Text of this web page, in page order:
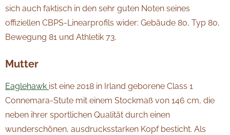
sich auch faktisch in den sehr guten Noten seines
offiziellen CBPS-Linearprofils wider: Gebäude 80, Typ 80,
Bewegung 81 und Athletik 73.
Mutter
Eaglehawk ist eine 2018 in Irland geborene Class 1
Connemara-Stute mit einem Stockmaß von 146 cm, die
neben ihrer sportlichen Qualität durch einen
wunderschönen, ausdrucksstarken Kopf besticht. Als